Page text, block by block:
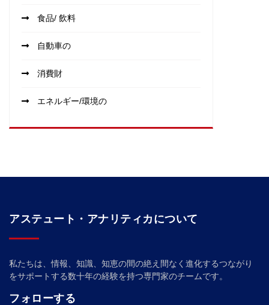
食品/ 飲料
自動車の
消費財
エネルギー/環境の
アステュート・アナリティカについて
私たちは、情報、知識、知恵の間の絶え間なく進化するつながり
をサポートする数十年の経験を持つ専門家のチームです。
フォローする